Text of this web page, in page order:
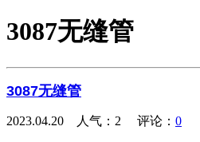
3087无缝管
3087无缝管
2023.04.20 人气： 2 评论： 0